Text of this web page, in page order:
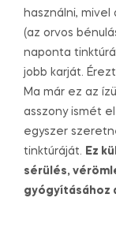
használni,
(az orvos
naponta
jobb karját.
Ma már ez az
asszony ismét
egyszer
tinktúráját. Ez
sérülés,
gyógyításához